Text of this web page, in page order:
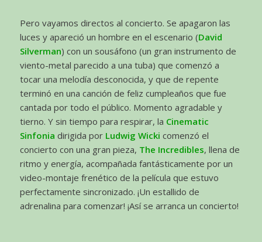
Pero vayamos directos al concierto. Se apagaron las
luces y apareció un hombre en el escenario (David
Silverman) con un sousáfono (un gran instrumento de
viento-metal parecido a una tuba) que comenzó a
tocar una melodía desconocida, y que de repente
terminó en una canción de feliz cumpleaños que fue
cantada por todo el público. Momento agradable y
tierno. Y sin tiempo para respirar, la Cinematic
Sinfonia dirigida por Ludwig Wicki comenzó el
concierto con una gran pieza, The Incredibles, llena de
ritmo y energía, acompañada fantásticamente por un
video-montaje frenético de la película que estuvo
perfectamente sincronizado. ¡Un estallido de
adrenalina para comenzar! ¡Así se arranca un concierto!